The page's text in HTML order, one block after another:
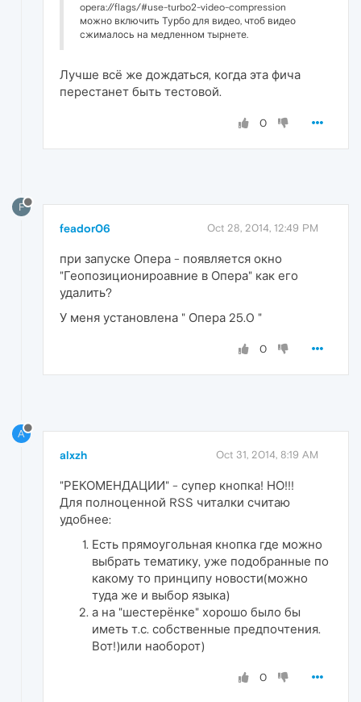
opera://flags/#use-turbo2-video-compression
можно включить Турбо для видео, чтоб видео
сжималось на медленном тырнете.
Лучше всё же дождаться, когда эта фича
перестанет быть тестовой.
0
F
feador06 Oct 28, 2014, 12:49 PM
при запуске Опера - появляется окно
"Геопозиционироавние в Опера" как его
удалить?
У меня установлена " Опера 25.0 "
0
A
alxzh Oct 31, 2014, 8:19 AM
"РЕКОМЕНДАЦИИ" - супер кнопка! НО!!!
Для полноценной RSS читалки считаю
удобнее:
Есть прямоугольная кнопка где можно
выбрать тематику, уже подобранные по
какому то принципу новости(можно
туда же и выбор языка)
а на "шестерёнке" хорошо было бы
иметь т.с. собственные предпочтения.
Вот!)или наоборот)
0